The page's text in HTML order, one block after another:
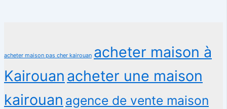
acheter maison pas cher kairouan acheter maison à
Kairouan acheter une maison
kairouan agence de vente maison